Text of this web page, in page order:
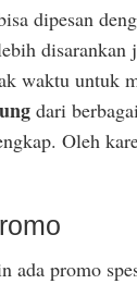
dipesan
disarankan
waktu untuk
dari
Oleh
ada promo